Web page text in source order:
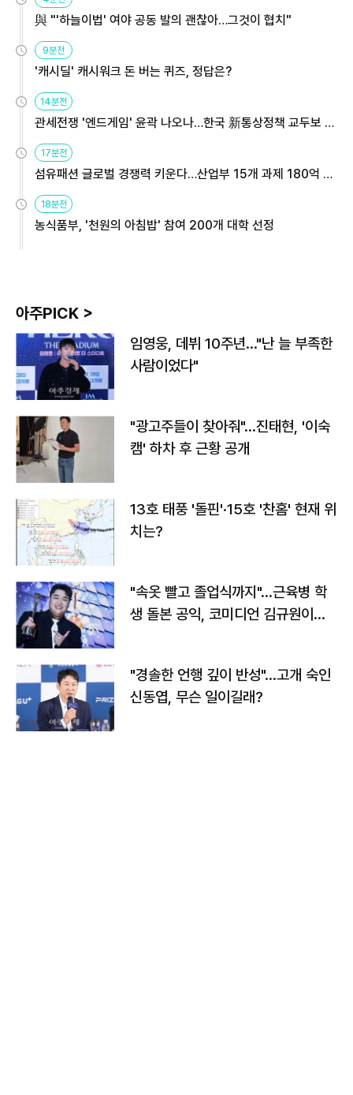
與 "'하늘이법' 여야 공동 발의 괜찮아…그것이 협치"
9분전
'캐시딜' 캐시워크 돈 버는 퀴즈, 정답은?
14분전
관세전쟁 '엔드게임' 윤곽 나오나…한국 新통상정책 교두보 활
용해야
17분전
섬유패션 글로벌 경쟁력 키운다…산업부 15개 과제 180억 지
원
18분전
농식품부, '천원의 아침밥' 참여 200개 대학 선정
아주PICK >
임영웅, 데뷔 10주년…"난 늘 부족한
사람이었다"
"광고주들이 찾아줘"…진태현, '이숙
캠' 하차 후 근황 공개
13호 태풍 '돌핀'·15호 '찬홈' 현재 위
치는?
"속옷 빨고 졸업식까지"…근육병 학
생 돌본 공익, 코미디언 김규원이었
"경솔한 언행 깊이 반성"…고개 숙인
신동엽, 무슨 일이길래?